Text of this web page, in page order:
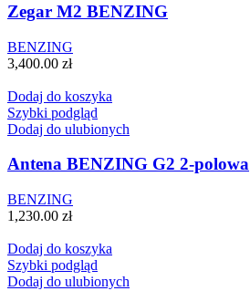
Zegar M2 BENZING
BENZING
3,400.00 zł
Dodaj do koszyka
Szybki podgląd
Dodaj do ulubionych
Antena BENZING G2 2-polowa
BENZING
1,230.00 zł
Dodaj do koszyka
Szybki podgląd
Dodaj do ulubionych